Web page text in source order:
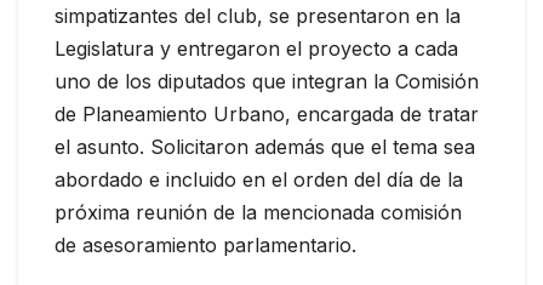
simpatizantes del club, se presentaron en la
Legislatura y entregaron el proyecto a cada
uno de los diputados que integran la Comisión
de Planeamiento Urbano, encargada de tratar
el asunto. Solicitaron además que el tema sea
abordado e incluido en el orden del día de la
próxima reunión de la mencionada comisión
de asesoramiento parlamentario.